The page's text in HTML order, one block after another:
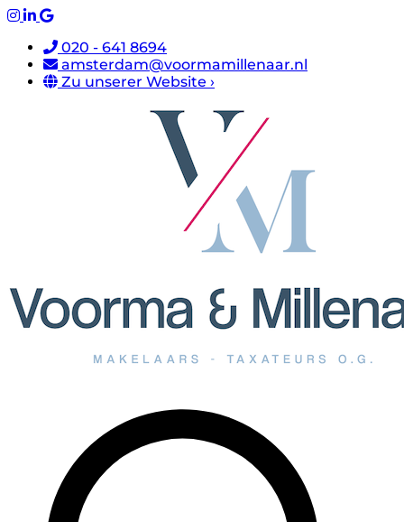
020 - 641 8694
amsterdam@voormamillenaar.nl
Zu unserer Website ›